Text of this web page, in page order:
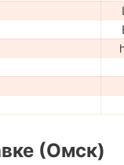
L
(Омск)